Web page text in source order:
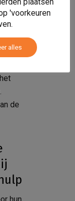
de
hun
'voorkeuren
alles